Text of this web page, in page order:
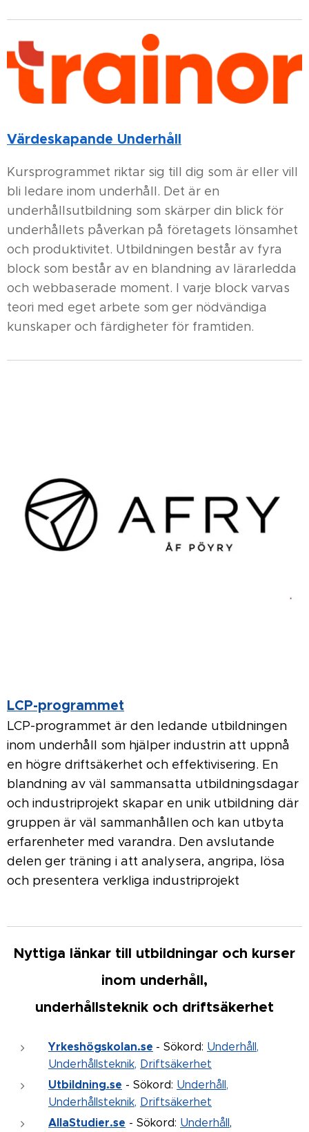
Värdeskapande Underhåll
Kursprogrammet riktar sig till dig som är eller vill
bli ledare inom underhåll. Det är en
underhållsutbildning som skärper din blick för
underhållets påverkan på företagets lönsamhet
och produktivitet. Utbildningen består av fyra
block som består av en blandning av lärarledda
och webbaserade moment. I varje block varvas
teori med eget arbete som ger nödvändiga
kunskaper och färdigheter för framtiden.
LCP-programmet
LCP-programmet är den ledande utbildningen
inom underhåll som hjälper industrin att uppnå
en högre driftsäkerhet och effektivisering. En
blandning av väl sammansatta utbildningsdagar
och industriprojekt skapar en unik utbildning där
gruppen är väl sammanhållen och kan utbyta
erfarenheter med varandra. Den avslutande
delen ger träning i att analysera, angripa, lösa
och presentera verkliga industriprojekt
Nyttiga länkar till utbildningar och kurser
inom underhåll,
underhållsteknik och driftsäkerhet
Yrkeshögskolan.se - Sökord: Underhåll,
Underhållsteknik, Driftsäkerhet
Utbildning.se - Sökord: Underhåll,
Underhållsteknik, Driftsäkerhet
AllaStudier.se - Sökord: Underhåll,